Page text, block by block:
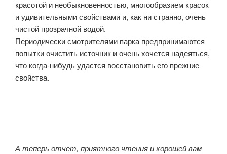
красотой и необыкновенностью, многообразием красок
и удивительными свойствами и, как ни странно, очень
чистой прозрачной водой.
Периодически смотрителями парка предпринимаются
попытки очистить источник и очень хочется надеяться,
что когда-нибудь удастся восстановить его прежние
свойства.
А теперь отчет, приятного чтения и хорошей вам